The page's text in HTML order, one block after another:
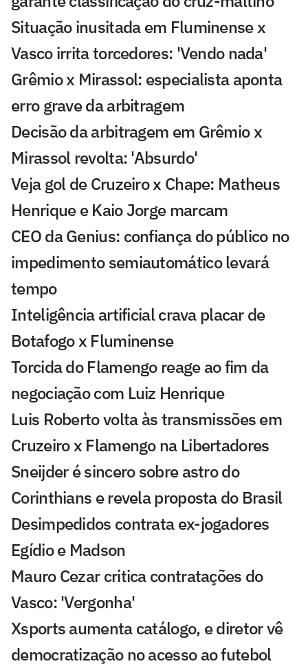
Situação inusitada em Fluminense x
Vasco irrita torcedores: 'Vendo nada'
Grêmio x Mirassol: especialista aponta
erro grave da arbitragem
Decisão da arbitragem em Grêmio x
Mirassol revolta: 'Absurdo'
Veja gol de Cruzeiro x Chape: Matheus
Henrique e Kaio Jorge marcam
CEO da Genius: confiança do público no
impedimento semiautomático levará
tempo
Inteligência artificial crava placar de
Botafogo x Fluminense
Torcida do Flamengo reage ao fim da
negociação com Luiz Henrique
Luis Roberto volta às transmissões em
Cruzeiro x Flamengo na Libertadores
Sneijder é sincero sobre astro do
Corinthians e revela proposta do Brasil
Desimpedidos contrata ex-jogadores
Egídio e Madson
Mauro Cezar critica contratações do
Vasco: 'Vergonha'
Xsports aumenta catálogo, e diretor vê
democratização no acesso ao futebol